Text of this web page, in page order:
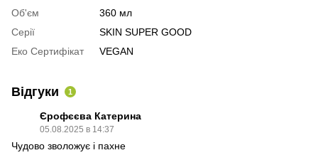
Об'єм
360 мл
Серії
SKIN SUPER GOOD
Еко Сертифікат
VEGAN
Відгуки 1
Єрофєєва Катерина
05.08.2025 в 14:37
Чудово зволожує і пахне